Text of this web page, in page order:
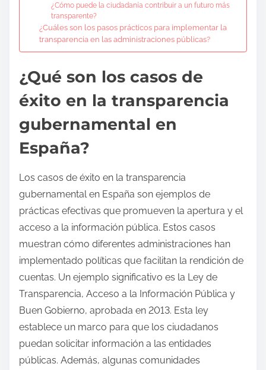
¿Cómo puede la ciudadanía contribuir a un futuro más
transparente?
¿Cuáles son los pasos prácticos para implementar la
transparencia en las administraciones públicas?
¿Qué son los casos de
éxito en la transparencia
gubernamental en
España?
Los casos de éxito en la transparencia
gubernamental en España son ejemplos de
prácticas efectivas que promueven la apertura y el
acceso a la información pública. Estos casos
muestran cómo diferentes administraciones han
implementado políticas que facilitan la rendición de
cuentas. Un ejemplo significativo es la Ley de
Transparencia, Acceso a la Información Pública y
Buen Gobierno, aprobada en 2013. Esta ley
establece un marco para que los ciudadanos
puedan solicitar información a las entidades
públicas. Además, algunas comunidades